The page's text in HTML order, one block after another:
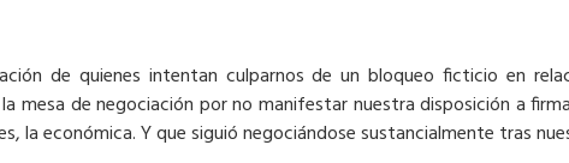
de quienes intentan culparnos de un bloqueo ficticio en
mesa de negociación por no manifestar nuestra disposición a
la económica. Y que siguió negociándose sustancialmente tras